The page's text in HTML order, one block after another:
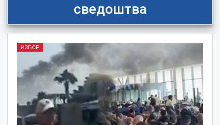
сведоштва
ИЗБОР